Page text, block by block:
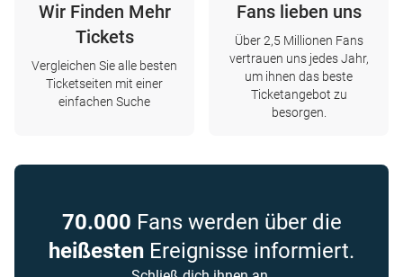
Wir Finden Mehr
Tickets
Vergleichen Sie alle besten
Ticketseiten mit einer
einfachen Suche
Fans lieben uns
Über 2,5 Millionen Fans
vertrauen uns jedes Jahr,
um ihnen das beste
Ticketangebot zu
besorgen.
70.000 Fans werden über die
heißesten Ereignisse informiert.